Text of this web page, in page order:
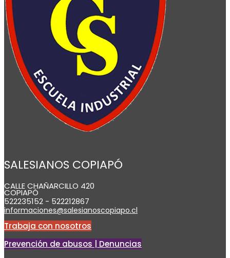
SALESIANOS COPIAPÓ
CALLE CHAÑARCILLO 420
COPIAPÓ
522235152 - 522212867
informaciones@salesianoscopiapo.cl
Trabaja con nosotros
Prevención de abusos | Denuncias